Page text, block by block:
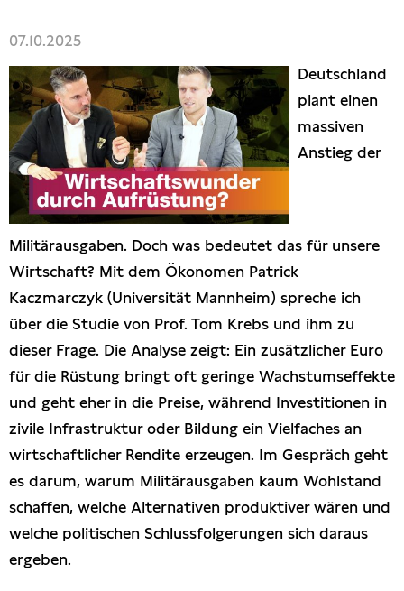
07.10.2025
Deutschland
plant einen
massiven
Anstieg der
Militärausgaben. Doch was bedeutet das für unsere
Wirtschaft? Mit dem Ökonomen Patrick
Kaczmarczyk (Universität Mannheim) spreche ich
über die Studie von Prof. Tom Krebs und ihm zu
dieser Frage. Die Analyse zeigt: Ein zusätzlicher Euro
für die Rüstung bringt oft geringe Wachstumseffekte
und geht eher in die Preise, während Investitionen in
zivile Infrastruktur oder Bildung ein Vielfaches an
wirtschaftlicher Rendite erzeugen. Im Gespräch geht
es darum, warum Militärausgaben kaum Wohlstand
schaffen, welche Alternativen produktiver wären und
welche politischen Schlussfolgerungen sich daraus
ergeben.